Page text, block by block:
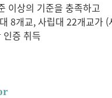
이상의 기준을 충족하고
8개교, 사립대 22개교가 (
증 취득